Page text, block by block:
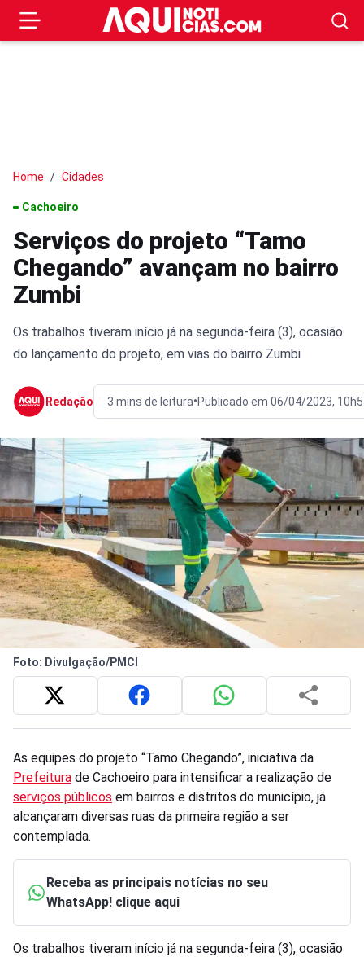
Home Cidades
Cachoeiro
Serviços do projeto “Tamo
Chegando” avançam no bairro
Zumbi
Os trabalhos tiveram início já na segunda-feira (3), ocasião
do lançamento do projeto, em vias do bairro Zumbi
Redação 3 mins de leitura•Publicado em 06/04/2023,
Foto: Divulgação/PMCI
As equipes do projeto “Tamo Chegando”, iniciativa da
Prefeitura de Cachoeiro para intensificar a realização de
serviços públicos em bairros e distritos do município, já
alcançaram diversas ruas da primeira região a ser
contemplada.
Receba as principais notícias no seu
WhatsApp! clique aqui
Os trabalhos tiveram início já na segunda-feira (3), ocasião